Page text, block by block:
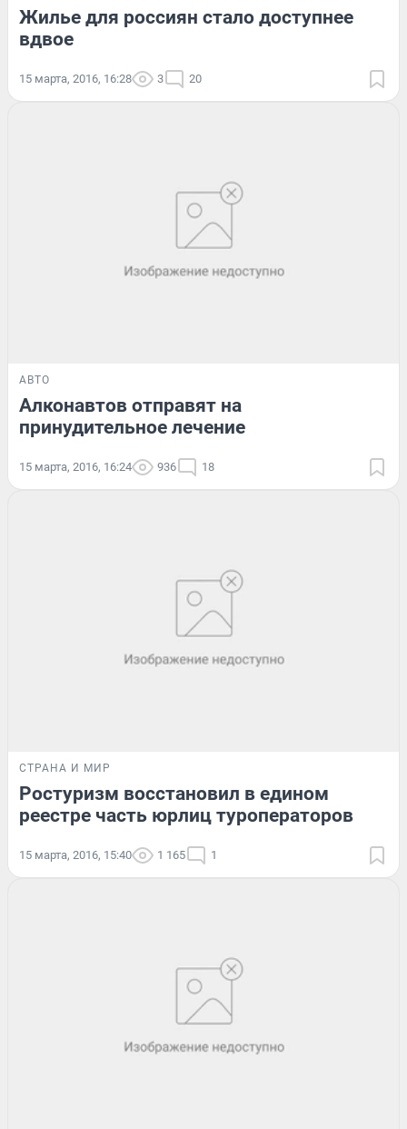
Жилье для россиян стало доступнее
вдвое
15 марта, 2016, 16:28 3 20
АВТО
Алконавтов отправят на
принудительное лечение
15 марта, 2016, 16:24 936 18
СТРАНА И МИР
Ростуризм восстановил в едином
реестре часть юрлиц туроператоров
15 марта, 2016, 15:40 1 165 1